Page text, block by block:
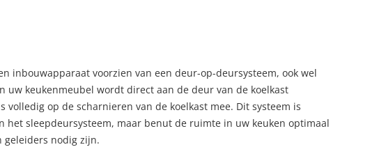
inbouwapparaat voorzien van een deur-op-deursysteem, ook wel
uw keukenmeubel wordt direct aan de deur van de koelkast
volledig op de scharnieren van de koelkast mee. Dit systeem is
het sleepdeursysteem, maar benut de ruimte in uw keuken optimaal
geleiders nodig zijn.